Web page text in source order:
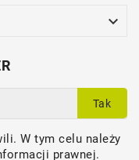

Tak
W tym celu należy
prawnej.